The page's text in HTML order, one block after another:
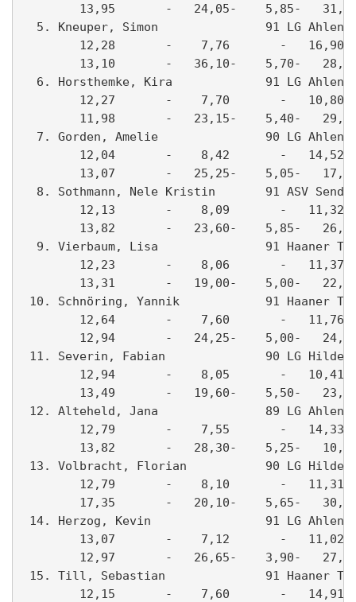
13,95       -   24,05-    5,85-
5. Kneuper, Simon               91 LG Ahlen
12,28       -    7,76       -   16,90-
13,10       -   36,10-    5,70-
6. Horsthemke, Kira             91 LG Ahlen
12,27       -    7,70       -   10,80-
11,98       -   23,15-    5,40-
7. Gorden, Amelie               90 LG Ahlen
12,04       -    8,42       -   14,52-
13,07       -   25,25-    5,05-
8. Sothmann, Nele Kristin       91 ASV
12,13       -    8,09       -   11,32-
13,82       -   23,60-    5,85-
9. Vierbaum, Lisa               91 Haaner
12,23       -    8,06       -   11,37-
13,31       -   19,00-    5,00-
10. Schnöring, Yannik            91
12,64       -    7,60       -   11,76-
12,94       -   24,25-    5,00-
11. Severin, Fabian              90 LG
12,94       -    8,05       -   10,41-
13,49       -   19,60-    5,50-
12. Alteheld, Jana               89 LG
12,79       -    7,55       -   14,33-
13,82       -   28,30-    5,25-
13. Volbracht, Florian           90 LG
12,79       -    8,10       -   11,31-
17,35       -   20,10-    5,65-
14. Herzog, Kevin                91 LG
13,07       -    7,12       -   11,02-
12,97       -   26,65-    3,90-
15. Till, Sebastian              91 Haaner
12,15       -    7,60       -   14,91-